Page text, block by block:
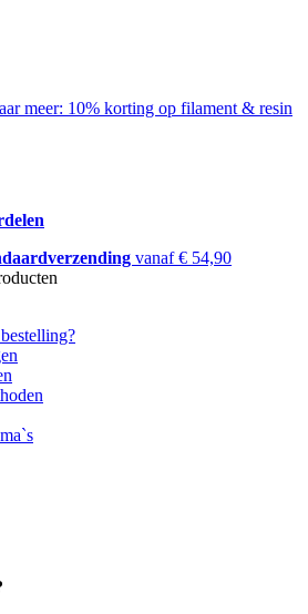
meer: ​​10% korting op filament & resin
vanaf € 54,90